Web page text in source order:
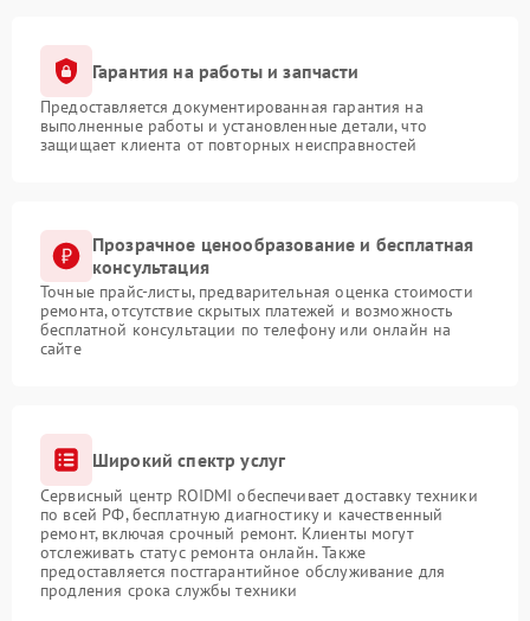
Гарантия на работы и запчасти
Предоставляется документированная гарантия на
выполненные работы и установленные детали, что
защищает клиента от повторных неисправностей
Прозрачное ценообразование и бесплатная
консультация
Точные прайс-листы, предварительная оценка стоимости
ремонта, отсутствие скрытых платежей и возможность
бесплатной консультации по телефону или онлайн на
сайте
Широкий спектр услуг
Сервисный центр ROIDMI обеспечивает доставку техники
по всей РФ, бесплатную диагностику и качественный
ремонт, включая срочный ремонт. Клиенты могут
отслеживать статус ремонта онлайн. Также
предоставляется постгарантийное обслуживание для
продления срока службы техники